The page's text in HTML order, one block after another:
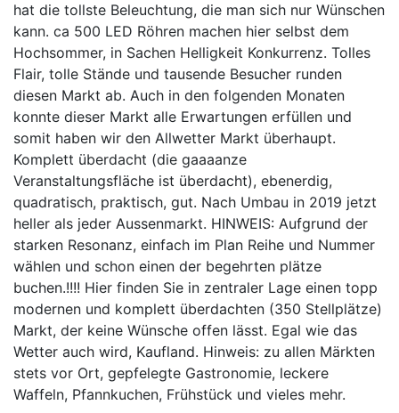
hat die tollste Beleuchtung, die man sich nur Wünschen
kann. ca 500 LED Röhren machen hier selbst dem
Hochsommer, in Sachen Helligkeit Konkurrenz. Tolles
Flair, tolle Stände und tausende Besucher runden
diesen Markt ab. Auch in den folgenden Monaten
konnte dieser Markt alle Erwartungen erfüllen und
somit haben wir den Allwetter Markt überhaupt.
Komplett überdacht (die gaaaanze
Veranstaltungsfläche ist überdacht), ebenerdig,
quadratisch, praktisch, gut. Nach Umbau in 2019 jetzt
heller als jeder Aussenmarkt. HINWEIS: Aufgrund der
starken Resonanz, einfach im Plan Reihe und Nummer
wählen und schon einen der begehrten plätze
buchen.!!!! Hier finden Sie in zentraler Lage einen topp
modernen und komplett überdachten (350 Stellplätze)
Markt, der keine Wünsche offen lässt. Egal wie das
Wetter auch wird, Kaufland. Hinweis: zu allen Märkten
stets vor Ort, gepfelegte Gastronomie, leckere
Waffeln, Pfannkuchen, Frühstück und vieles mehr.